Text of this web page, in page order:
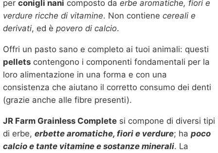
per conigli nani composto da erbe aromatiche, fiori e
verdure ricche di vitamine. Non contiene cereali e
derivati, ed è povero di calcio.
Offri un pasto sano e completo ai tuoi animali: questi
pellets contengono i componenti fondamentali per la
loro alimentazione in una forma e con una
consistenza che aiutano il corretto consumo dei denti
(grazie anche alle fibre presenti).
JR Farm Grainless Complete si compone di diversi tipi
di erbe, erbette aromatiche, fiori e verdure; ha poco
calcio e tante vitamine e sostanze minerali. La